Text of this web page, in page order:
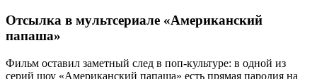
Отсылка в мультсериале «Американский
папаша»
Фильм оставил заметный след в поп-культуре: в одной из
серий шоу «Американский папаша» есть прямая пародия на